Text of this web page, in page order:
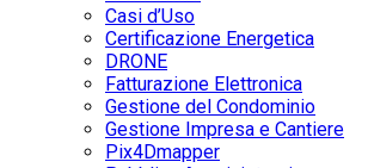
Casi d’Uso
Certificazione Energetica
DRONE
Fatturazione Elettronica
Gestione del Condominio
Gestione Impresa e Cantiere
Pix4Dmapper